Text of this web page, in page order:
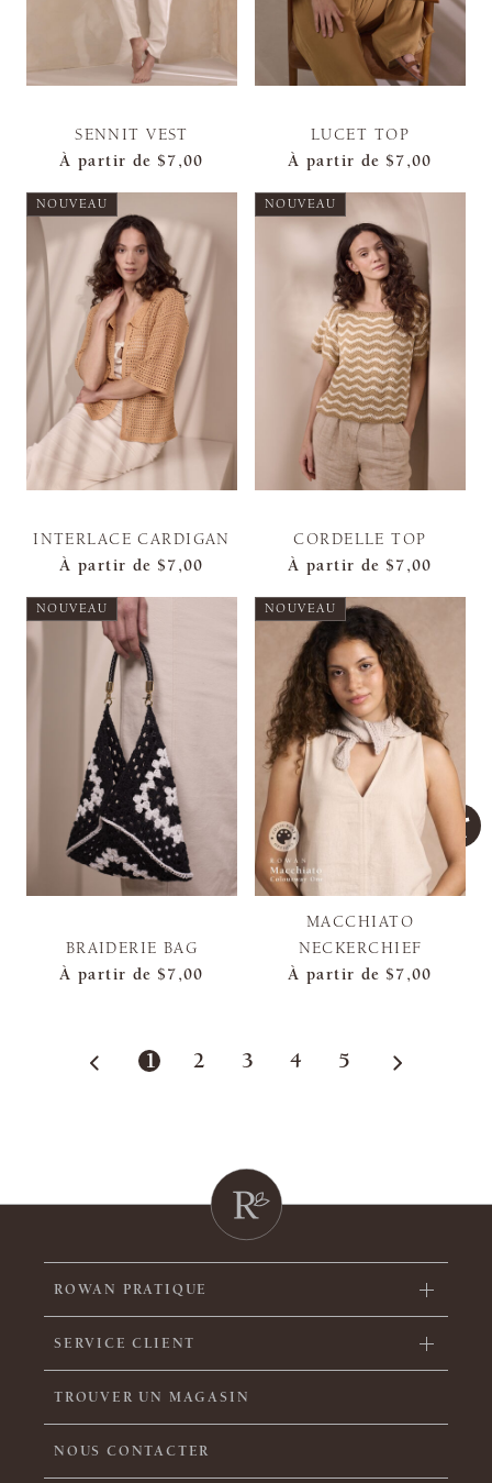
SENNIT VEST
À partir de $7,00
LUCET TOP
À partir de $7,00
NOUVEAU
INTERLACE CARDIGAN
À partir de $7,00
NOUVEAU
CORDELLE TOP
À partir de $7,00
NOUVEAU
BRAIDERIE BAG
À partir de $7,00
NOUVEAU
MACCHIATO
NECKERCHIEF
À partir de $7,00
1 2 3 4 5
ROWAN PRATIQUE
SERVICE CLIENT
TROUVER UN MAGASIN
NOUS CONTACTER